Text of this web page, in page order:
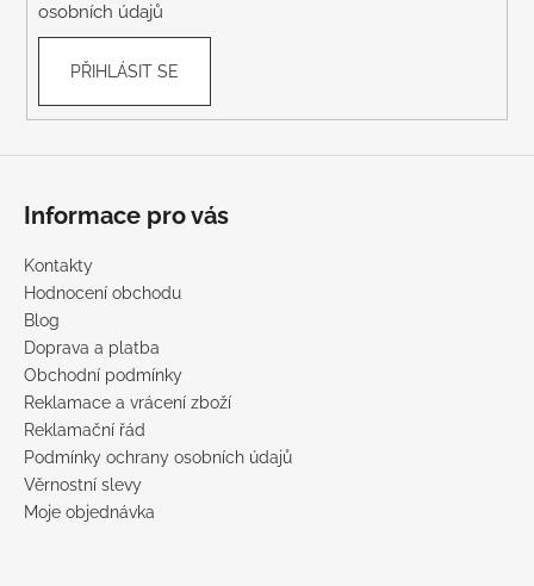
osobních údajů
PŘIHLÁSIT SE
Informace pro vás
Kontakty
Hodnocení obchodu
Blog
Doprava a platba
Obchodní podmínky
Reklamace a vrácení zboží
Reklamační řád
Podmínky ochrany osobních údajů
Věrnostní slevy
Moje objednávka